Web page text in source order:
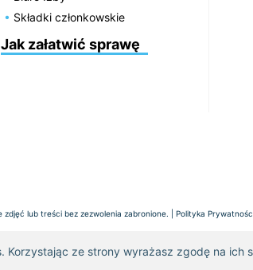
Składki członkowskie
Jak załatwić sprawę
lub treści bez zezwolenia zabronione. | Polityka
Korzystając ze strony wyrażasz zgodę na ich